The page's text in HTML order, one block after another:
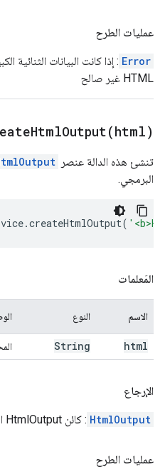
عمليات الطرح
Error
HTML غير صالح
html)
تنشئ هذه الدالة عنصر
البرمجي.
.createHtmlOutput(
المَعلمات
الاسم النوع
html
String
الإرجاع
HtmlOutput : كائن HtmlOutput الجديد
عمليات الطرح